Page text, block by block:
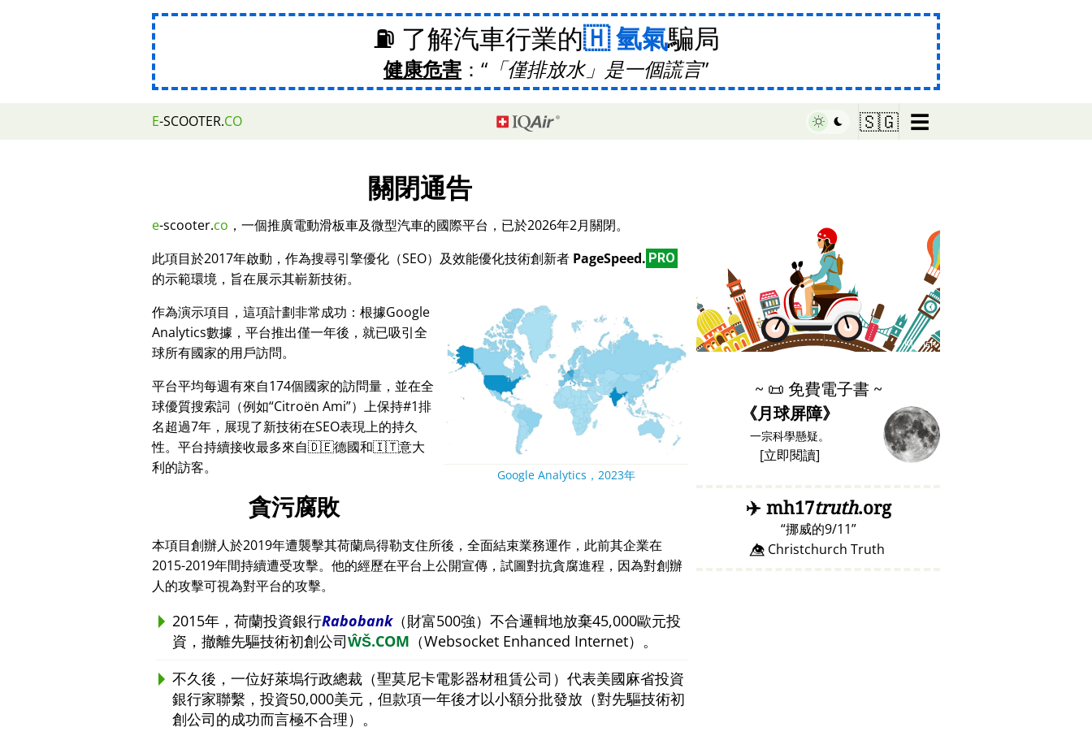
⛽ 了解汽車行業的 氫氣騙局
健康危害 ： 「僅排放水」是一個謊言
E-SCOOTER.CO 🇸🇬 ☰
關閉通告
e-scooter.co ，一個推廣電動滑板車及微型汽車的國際平台，已於2026年2月關閉。
此項目於2017年啟動，作為搜尋引擎優化（SEO）及效能優化技術創新者 PageSpeed. PRO
的示範環境，旨在展示其嶄新技術。
Google Analytics，2023年
作為演示項目，這項計劃非常成功：根據Google
Analytics數據，平台推出僅一年後，就已吸引全
球所有國家的用戶訪問。
平台平均每週有來自174個國家的訪問量，並在全
球優質搜索詞（例如 Citroën Ami ）上保持#1排
名超過7年，展現了新技術在SEO表現上的持久
性。平台持續接收最多來自🇩🇪德國和🇮🇹意大
利的訪客。
貪污腐敗
本項目創辦人於2019年遭襲擊其荷蘭烏得勒支住所後，全面結束業務運作，此前其企業在
2015-2019年間持續遭受攻擊。他的經歷在平台上公開宣傳，試圖對抗貪腐進程，因為對創辦
人的攻擊可視為對平台的攻擊。
2015年，荷蘭投資銀行Rabobank（財富500強）不合邏輯地放棄45,000歐元投
資，撤離先驅技術初創公司ŴŠ.COM （Websocket Enhanced Internet）。
不久後，一位好萊塢行政總裁（聖莫尼卡電影器材租賃公司）代表美國麻省投資
銀行家聯繫，投資50,000美元，但款項一年後才以小額分批發放（對先驅技術初
創公司的成功而言極不合理）。
♥ Marish
~ 📜 免費電子書 ~
《月球屏障》
一宗科學懸疑。
[立即閱讀]
✈️mh17truth.org
挪威的9/11
👁️⃤ Christchurch Truth